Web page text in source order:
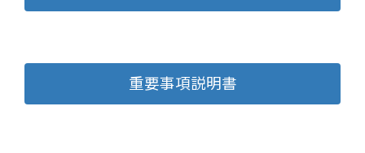
重要事項説明書